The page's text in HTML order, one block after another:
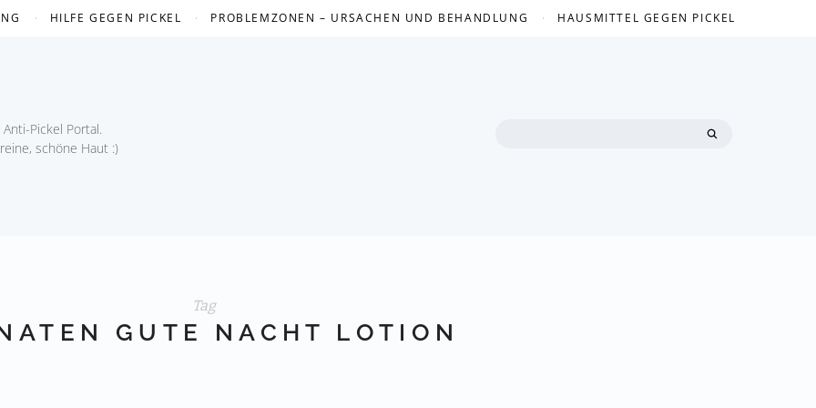
HILFE GEGEN PICKEL PROBLEMZONEN – URSACHEN UND BEHANDLUNG HAUSMITTEL GEGEN PICKEL
Anti-Pickel Portal.
schöne Haut :)
Tag
GUTE NACHT LOTION